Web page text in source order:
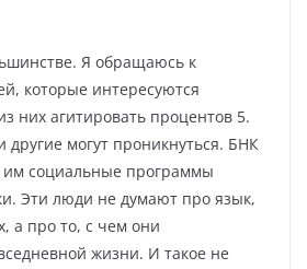
Я обращаюсь к
которые интересуются
них агитировать процентов 5.
могут проникнуться. БНК
социальные программы
Эти люди не думают про язык,
а про то, с чем они
жизни. И такое не